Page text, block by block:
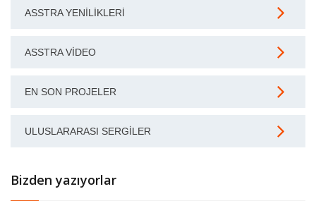
ASSTRA YENILIKLERI
ASSTRA VIDEO
EN SON PROJELER
ULUSLARARASI SERGILER
Bizden yazıyorlar